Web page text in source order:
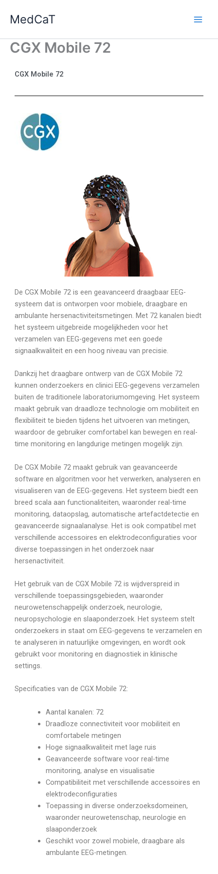
naar
inhoud
MedCaT
CGX Mobile 72
CGX Mobile 72
De CGX Mobile 72 is een geavanceerd draagbaar EEG-
systeem dat is ontworpen voor mobiele, draagbare en
ambulante hersenactiviteitsmetingen. Met 72 kanalen biedt
het systeem uitgebreide mogelijkheden voor het
verzamelen van EEG-gegevens met een goede
signaalkwaliteit en een hoog niveau van precisie.
Dankzij het draagbare ontwerp van de CGX Mobile 72
kunnen onderzoekers en clinici EEG-gegevens verzamelen
buiten de traditionele laboratoriumomgeving. Het systeem
maakt gebruik van draadloze technologie om mobiliteit en
flexibiliteit te bieden tijdens het uitvoeren van metingen,
waardoor de gebruiker comfortabel kan bewegen en real-
time monitoring en langdurige metingen mogelijk zijn.
De CGX Mobile 72 maakt gebruik van geavanceerde
software en algoritmen voor het verwerken, analyseren en
visualiseren van de EEG-gegevens. Het systeem biedt een
breed scala aan functionaliteiten, waaronder real-time
monitoring, dataopslag, automatische artefactdetectie en
geavanceerde signaalanalyse. Het is ook compatibel met
verschillende accessoires en elektrodeconfiguraties voor
diverse toepassingen in het onderzoek naar
hersenactiviteit.
Het gebruik van de CGX Mobile 72 is wijdverspreid in
verschillende toepassingsgebieden, waaronder
neurowetenschappelijk onderzoek, neurologie,
neuropsychologie en slaaponderzoek. Het systeem stelt
onderzoekers in staat om EEG-gegevens te verzamelen en
te analyseren in natuurlijke omgevingen, en wordt ook
gebruikt voor monitoring en diagnostiek in klinische
settings.
Specificaties van de CGX Mobile 72:
Aantal kanalen: 72
Draadloze connectiviteit voor mobiliteit en
comfortabele metingen
Hoge signaalkwaliteit met lage ruis
Geavanceerde software voor real-time
monitoring, analyse en visualisatie
Compatibiliteit met verschillende accessoires en
elektrodeconfiguraties
Toepassing in diverse onderzoeksdomeinen,
waaronder neurowetenschap, neurologie en
slaaponderzoek
Geschikt voor zowel mobiele, draagbare als
ambulante EEG-metingen.